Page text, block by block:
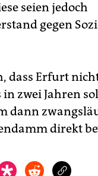
seien jedoch
gegen
dass Erfurt
zwei Jahren
dann
direkt